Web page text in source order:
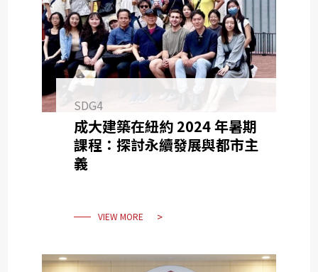
SDG4
成大建築在紐約 2024 年暑期
課程：探討永續發展與都市主
義
VIEW MORE